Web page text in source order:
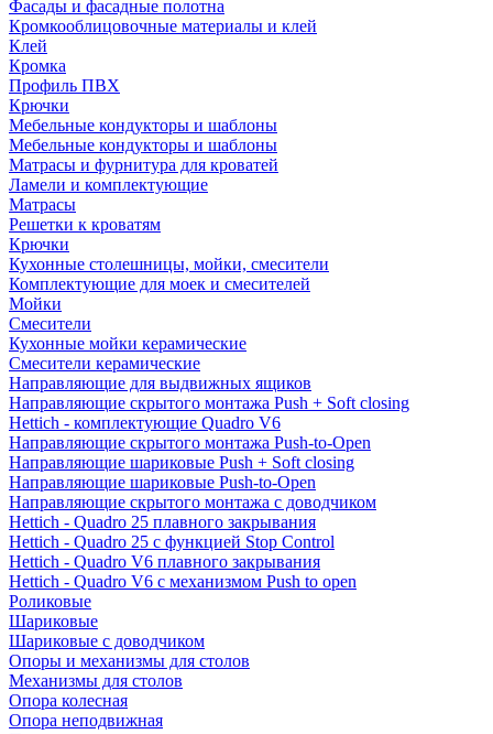
Фасады и фасадные полотна
Кромкооблицовочные материалы и клей
Клей
Кромка
Профиль ПВХ
Крючки
Мебельные кондукторы и шаблоны
Мебельные кондукторы и шаблоны
Матрасы и фурнитура для кроватей
Ламели и комплектующие
Матрасы
Решетки к кроватям
Крючки
Кухонные столешницы, мойки, смесители
Комплектующие для моек и смесителей
Мойки
Смесители
Кухонные мойки керамические
Смесители керамические
Направляющие для выдвижных ящиков
Направляющие скрытого монтажа Push + Soft closing
Hettich - комплектующие Quadro V6
Направляющие скрытого монтажа Push-to-Open
Направляющие шариковые Push + Soft closing
Направляющие шариковые Push-to-Open
Направляющие скрытого монтажа с доводчиком
Hettich - Quadro 25 плавного закрывания
Hettich - Quadro 25 с функцией Stop Control
Hettich - Quadro V6 плавного закрывания
Hettich - Quadro V6 с механизмом Push to open
Роликовые
Шариковые
Шариковые с доводчиком
Опоры и механизмы для столов
Механизмы для столов
Опора колесная
Опора неподвижная